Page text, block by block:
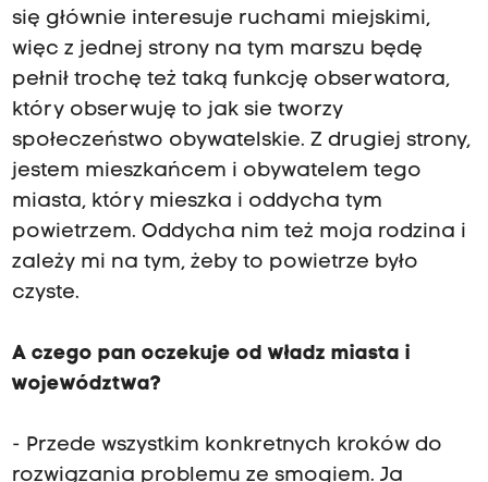
się głównie interesuje ruchami miejskimi,
więc z jednej strony na tym marszu będę
pełnił trochę też taką funkcję obserwatora,
który obserwuję to jak sie tworzy
społeczeństwo obywatelskie. Z drugiej strony,
jestem mieszkańcem i obywatelem tego
miasta, który mieszka i oddycha tym
powietrzem. Oddycha nim też moja rodzina i
zależy mi na tym, żeby to powietrze było
czyste.
A czego pan oczekuje od władz miasta i
województwa?
- Przede wszystkim konkretnych kroków do
rozwiązania problemu ze smogiem. Ja